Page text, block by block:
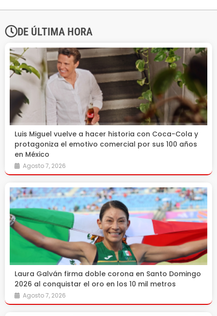
DE ÚLTIMA HORA
Luis Miguel vuelve a hacer historia con Coca-Cola y
protagoniza el emotivo comercial por sus 100 años
en México
Agosto 7, 2026
Laura Galván firma doble corona en Santo Domingo
2026 al conquistar el oro en los 10 mil metros
Agosto 7, 2026